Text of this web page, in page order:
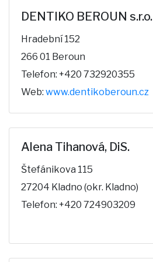
DENTIKO BEROUN s.r.o.
Hradební 152
266 01 Beroun
Telefon: +420 732920355
Web: www.dentikoberoun.cz
Alena Tihanová, DiS.
Štefánikova 115
27204 Kladno (okr. Kladno)
Telefon: +420 724903209